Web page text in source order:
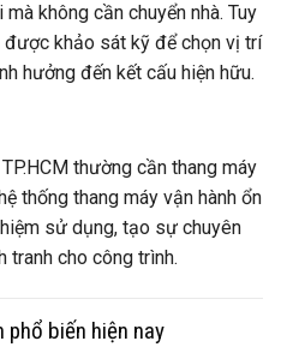
không cần chuyển nhà. Tuy
được khảo sát kỹ để chọn vị trí
hưởng đến kết cấu hiện hữu.
thường cần thang máy
thống thang máy vận hành ổn
sử dụng, tạo sự chuyên
tranh cho công trình.
phổ biến hiện nay